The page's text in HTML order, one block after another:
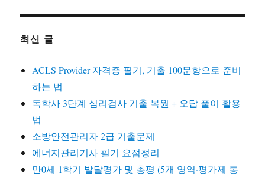
최신 글
ACLS Provider 자격증 필기, 기출 100문항으로 준비
하는 법
독학사 3단계 심리검사 기출 복원 + 오답 풀이 활용
법
소방안전관리자 2급 기출문제
에너지관리기사 필기 요점정리
만0세 1학기 발달평가 및 총평 (5개 영역·평가제 통